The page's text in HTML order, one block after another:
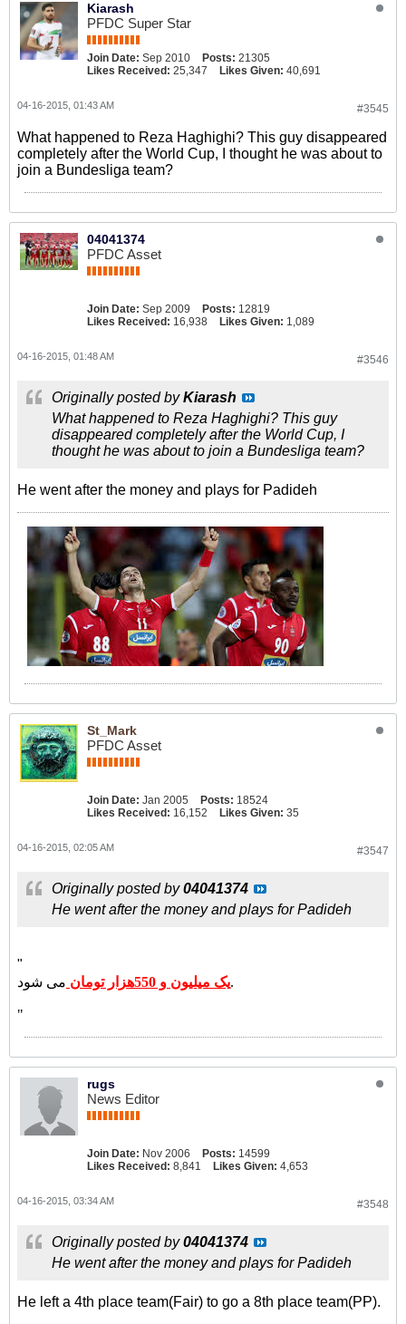
Kiarash
PFDC Super Star
Join Date: Sep 2010 Posts: 21305
Likes Received: 25,347 Likes Given: 40,691
#3545
04-16-2015, 01:43 AM
What happened to Reza Haghighi? This guy disappeared
completely after the World Cup, I thought he was about to
join a Bundesliga team?
04041374
PFDC Asset
Join Date: Sep 2009 Posts: 12819
Likes Received: 16,938 Likes Given: 1,089
#3546
04-16-2015, 01:48 AM
Originally posted byKiarash
What happened to Reza Haghighi? This guy
disappeared completely after the World Cup, I
thought he was about to join a Bundesliga team?
He went after the money and plays for Padideh
St_Mark
PFDC Asset
Join Date: Jan 2005 Posts: 18524
Likes Received: 16,152 Likes Given: 35
#3547
04-16-2015, 02:05 AM
Originally posted by04041374
He went after the money and plays for Padideh
"
یک میلیون و 550هزار تومانمی شود.
"
rugs
News Editor
Join Date: Nov 2006 Posts: 14599
Likes Received: 8,841 Likes Given: 4,653
#3548
04-16-2015, 03:34 AM
Originally posted by04041374
He went after the money and plays for Padideh
He left a 4th place team(Fair) to go a 8th place team(PP).